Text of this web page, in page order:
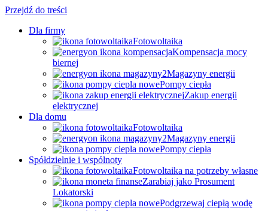
Przejdź do treści
Dla firmy
Fotowoltaika
Kompensacja mocy
biernej
Magazyny energii
Pompy ciepła
Zakup energii
elektrycznej
Dla domu
Fotowoltaika
Magazyny energii
Pompy ciepła
Spółdzielnie i wspólnoty
Fotowoltaika na potrzeby własne
Zarabiaj jako Prosument
Lokatorski
Podgrzewaj ciepłą wodę